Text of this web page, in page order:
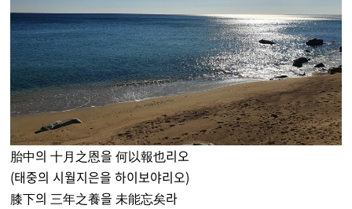
胎中의 十月之恩을 何以報也리오
(태중의 시월지은을 하이보야리오)
膝下의 三年之養을 未能忘矣라